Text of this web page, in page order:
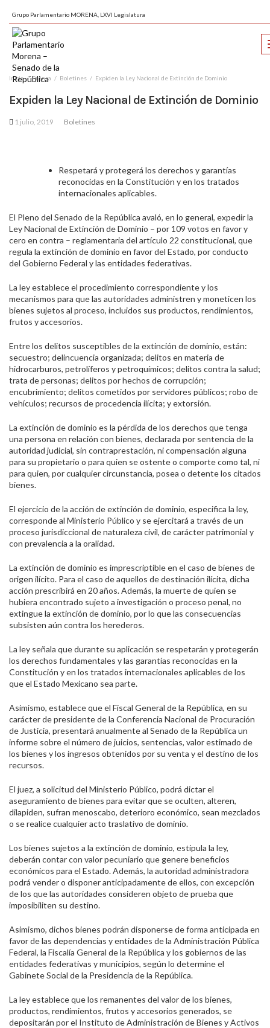
Grupo Parlamentario MORENA, LXVI Legislatura
Inicio Prensa Boletines Expiden la Ley Nacional de Extinción de Dominio
Expiden la Ley Nacional de Extinción de Dominio
1 julio, 2019 Boletines
Respetará y protegerá los derechos y garantías
reconocidas en la Constitución y en los tratados
internacionales aplicables.
El Pleno del Senado de la República avaló, en lo general, expedir la
Ley Nacional de Extinción de Dominio – por 109 votos en favor y
cero en contra – reglamentaria del artículo 22 constitucional, que
regula la extinción de dominio en favor del Estado, por conducto
del Gobierno Federal y las entidades federativas.
La ley establece el procedimiento correspondiente y los
mecanismos para que las autoridades administren y moneticen los
bienes sujetos al proceso, incluidos sus productos, rendimientos,
frutos y accesorios.
Entre los delitos susceptibles de la extinción de dominio, están:
secuestro; delincuencia organizada; delitos en materia de
hidrocarburos, petrolíferos y petroquímicos; delitos contra la salud;
trata de personas; delitos por hechos de corrupción;
encubrimiento; delitos cometidos por servidores públicos; robo de
vehículos; recursos de procedencia ilícita; y extorsión.
La extinción de dominio es la pérdida de los derechos que tenga
una persona en relación con bienes, declarada por sentencia de la
autoridad judicial, sin contraprestación, ni compensación alguna
para su propietario o para quien se ostente o comporte como tal, ni
para quien, por cualquier circunstancia, posea o detente los citados
bienes.
El ejercicio de la acción de extinción de dominio, especifica la ley,
corresponde al Ministerio Público y se ejercitará a través de un
proceso jurisdiccional de naturaleza civil, de carácter patrimonial y
con prevalencia a la oralidad.
La extinción de dominio es imprescriptible en el caso de bienes de
origen ilícito. Para el caso de aquellos de destinación ilícita, dicha
acción prescribirá en 20 años. Además, la muerte de quien se
hubiera encontrado sujeto a investigación o proceso penal, no
extingue la extinción de dominio, por lo que las consecuencias
subsisten aún contra los herederos.
La ley señala que durante su aplicación se respetarán y protegerán
los derechos fundamentales y las garantías reconocidas en la
Constitución y en los tratados internacionales aplicables de los
que el Estado Mexicano sea parte.
Asimismo, establece que el Fiscal General de la República, en su
carácter de presidente de la Conferencia Nacional de Procuración
de Justicia, presentará anualmente al Senado de la República un
informe sobre el número de juicios, sentencias, valor estimado de
los bienes y los ingresos obtenidos por su venta y el destino de los
recursos.
El juez, a solicitud del Ministerio Público, podrá dictar el
aseguramiento de bienes para evitar que se oculten, alteren,
dilapiden, sufran menoscabo, deterioro económico, sean mezclados
o se realice cualquier acto traslativo de dominio.
Los bienes sujetos a la extinción de dominio, estipula la ley,
deberán contar con valor pecuniario que genere beneficios
económicos para el Estado. Además, la autoridad administradora
podrá vender o disponer anticipadamente de ellos, con excepción
de los que las autoridades consideren objeto de prueba que
imposibiliten su destino.
Asimismo, dichos bienes podrán disponerse de forma anticipada en
favor de las dependencias y entidades de la Administración Pública
Federal, la Fiscalía General de la República y los gobiernos de las
entidades federativas y municipios, según lo determine el
Gabinete Social de la Presidencia de la República.
La ley establece que los remanentes del valor de los bienes,
productos, rendimientos, frutos y accesorios generados, se
depositarán por el Instituto de Administración de Bienes y Activos